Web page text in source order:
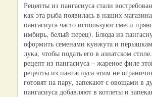
Рецепты из пангасиуса стали
как эта рыба появилась в наших
пангасиуса часто используют смеси
имбирь, белый перец). Блюда из
оформить семенами кунжута и
лука, чтобы подать его в азиатском
рецепт из пангасиуса – жареное филе
рецепты из пангасиуса этим не
готовят на пару, запекают с овощами в
пангасиуса добавляют в котлеты и